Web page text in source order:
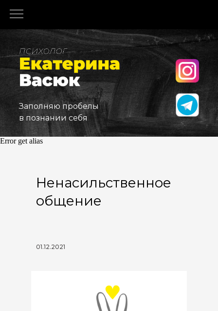
Заполняю пробелы
в познании себя
Error get alias
Ненасильственное
общение
01.12.2021